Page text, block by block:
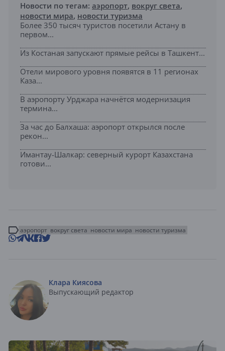
Новости по тегам: аэропорт, вокруг света,
новости мира, новости туризма
Более 350 тысяч туристов посетили Астану в
первом...
Из Костаная запускают прямые рейсы в Ташкент...
Отели мирового уровня появятся в 11 регионах
Каза...
В аэропорту Урджара начнётся модернизация
термина...
За час до Балхаша: аэропорт открылся после
рекон...
Имантау-Шалкар: северный курорт Казахстана
готови...
аэропорт вокруг света новости мира новости туризма
Клара Киясова
Выпускающий редактор